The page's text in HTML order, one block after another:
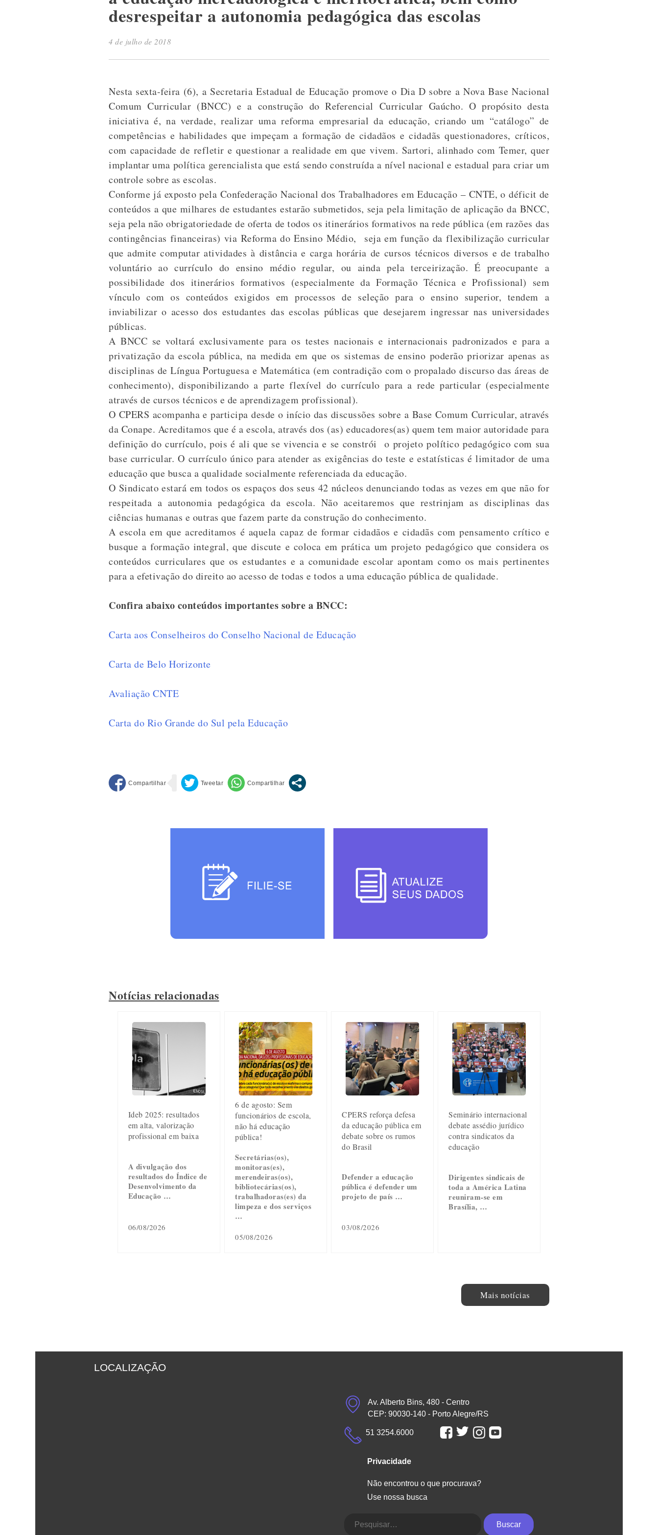
desrespeitar a autonomia pedagógica das escolas
4 de julho de 2018
Nesta sexta-feira (6), a Secretaria Estadual de Educação promove o Dia D sobre a Nova Base Nacional
Comum Curricular (BNCC) e a construção do Referencial Curricular Gaúcho. O propósito desta
iniciativa é, na verdade, realizar uma reforma empresarial da educação, criando um “catálogo” de
competências e habilidades que impeçam a formação de cidadãos e cidadãs questionadores, críticos,
com capacidade de refletir e questionar a realidade em que vivem. Sartori, alinhado com Temer, quer
implantar uma política gerencialista que está sendo construída a nível nacional e estadual para criar um
controle sobre as escolas.
Conforme já exposto pela Confederação Nacional dos Trabalhadores em Educação – CNTE, o déficit de
conteúdos a que milhares de estudantes estarão submetidos, seja pela limitação de aplicação da BNCC,
seja pela não obrigatoriedade de oferta de todos os itinerários formativos na rede pública (em razões das
contingências financeiras) via Reforma do Ensino Médio, seja em função da flexibilização curricular
que admite computar atividades à distância e carga horária de cursos técnicos diversos e de trabalho
voluntário ao currículo do ensino médio regular, ou ainda pela terceirização. É preocupante a
possibilidade dos itinerários formativos (especialmente da Formação Técnica e Profissional) sem
vínculo com os conteúdos exigidos em processos de seleção para o ensino superior, tendem a
inviabilizar o acesso dos estudantes das escolas públicas que desejarem ingressar nas universidades
públicas.
A BNCC se voltará exclusivamente para os testes nacionais e internacionais padronizados e para a
privatização da escola pública, na medida em que os sistemas de ensino poderão priorizar apenas as
disciplinas de Língua Portuguesa e Matemática (em contradição com o propalado discurso das áreas de
conhecimento), disponibilizando a parte flexível do currículo para a rede particular (especialmente
através de cursos técnicos e de aprendizagem profissional).
O CPERS acompanha e participa desde o início das discussões sobre a Base Comum Curricular, através
da Conape. Acreditamos que é a escola, através dos (as) educadores(as) quem tem maior autoridade para
definição do currículo, pois é ali que se vivencia e se constrói o projeto político pedagógico com sua
base curricular. O currículo único para atender as exigências do teste e estatísticas é limitador de uma
educação que busca a qualidade socialmente referenciada da educação.
O Sindicato estará em todos os espaços dos seus 42 núcleos denunciando todas as vezes em que não for
respeitada a autonomia pedagógica da escola. Não aceitaremos que restrinjam as disciplinas das
ciências humanas e outras que fazem parte da construção do conhecimento.
A escola em que acreditamos é aquela capaz de formar cidadãos e cidadãs com pensamento crítico e
busque a formação integral, que discute e coloca em prática um projeto pedagógico que considera os
conteúdos curriculares que os estudantes e a comunidade escolar apontam como os mais pertinentes
para a efetivação do direito ao acesso de todas e todos a uma educação pública de qualidade.
Confira abaixo conteúdos importantes sobre a BNCC:
Carta aos Conselheiros do Conselho Nacional de Educação
Carta de Belo Horizonte
Avaliação CNTE
Carta do Rio Grande do Sul pela Educação
Notícias relacionadas
Ideb 2025: resultados
em alta, valorização
profissional em baixa
A divulgação dos
resultados do Índice de
Desenvolvimento da
Educação …
06/08/2026
6 de agosto: Sem
funcionários de escola,
não há educação
pública!
Secretárias(os),
monitoras(es),
merendeiras(os),
bibliotecárias(os),
trabalhadoras(es) da
limpeza e dos serviços
…
05/08/2026
CPERS reforça defesa
da educação pública em
debate sobre os rumos
do Brasil
Defender a educação
pública é defender um
projeto de país …
03/08/2026
Seminário internacional
debate assédio jurídico
contra sindicatos da
educação
Dirigentes sindicais de
toda a América Latina
reuniram-se em
Brasília, …
Mais notícias
LOCALIZAÇÃO
Av. Alberto Bins, 480 - Centro
CEP: 90030-140 - Porto Alegre/RS
51 3254.6000
Privacidade
Não encontrou o que procurava?
Use nossa busca
Buscar